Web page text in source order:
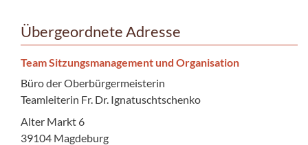
Übergeordnete Adresse
Team Sitzungsmanagement und Organisation
Büro der Oberbürgermeisterin
Teamleiterin Fr. Dr. Ignatuschtschenko
Alter Markt 6
39104 Magdeburg